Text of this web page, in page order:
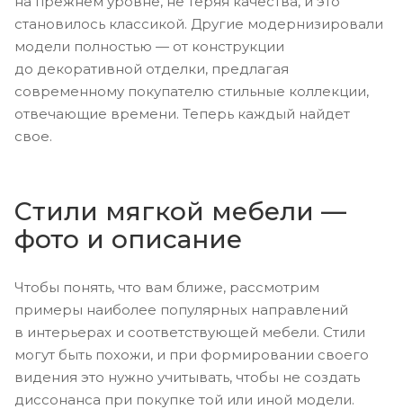
становилось классикой. Другие модернизировали
модели полностью — от конструкции
до декоративной отделки, предлагая
современному покупателю стильные коллекции,
отвечающие времени. Теперь каждый найдет
свое.
Стили мягкой мебели —
фото и описание
Чтобы понять, что вам ближе, рассмотрим
примеры наиболее популярных направлений
в интерьерах и соответствующей мебели. Стили
могут быть похожи, и при формировании своего
видения это нужно учитывать, чтобы не создать
диссонанса при покупке той или иной модели.